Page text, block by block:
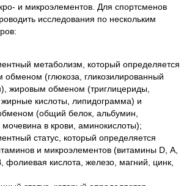
и микроэлементов. Для спортсменов
исследования по нескольким
метаболизм, который определяется
обменом (глюкоза, гликозилированный
жировым обменом (триглицериды,
кислоты, липидограмма) и
(общий белок, альбумин,
мочевина в крови, аминокислоты);
статус, который определяется
и микроэлементов (витамины D, А,
фолиевая кислота, железо, магний, цинк,